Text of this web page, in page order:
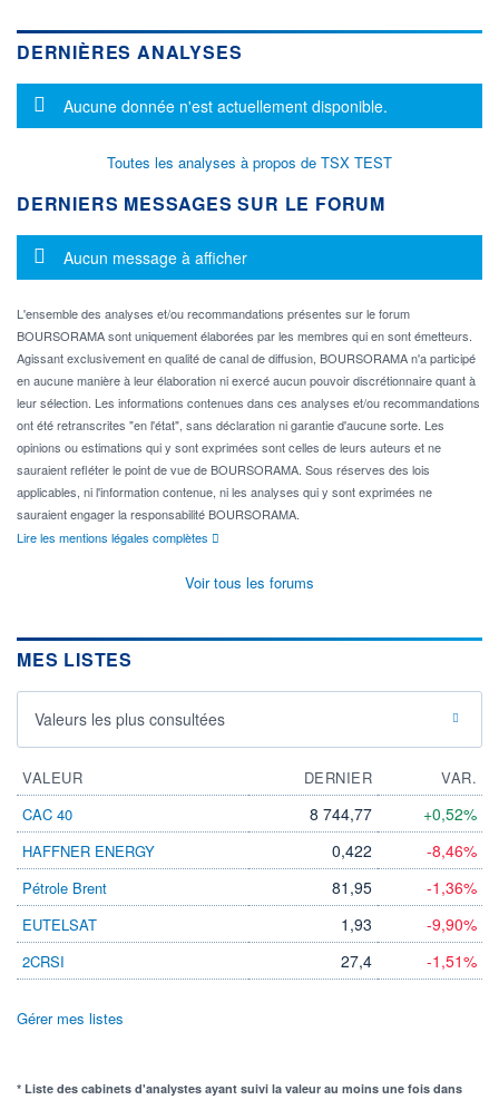
DERNIÈRES ANALYSES
Message d'information
Aucune donnée n'est actuellement disponible.
Toutes les analyses à propos de TSX TEST
DERNIERS MESSAGES SUR LE FORUM
Message d'information
Aucun message à afficher
L'ensemble des analyses et/ou recommandations présentes sur le forum
BOURSORAMA sont uniquement élaborées par les membres qui en sont émetteurs.
Agissant exclusivement en qualité de canal de diffusion, BOURSORAMA n'a participé
en aucune manière à leur élaboration ni exercé aucun pouvoir discrétionnaire quant à
leur sélection. Les informations contenues dans ces analyses et/ou recommandations
ont été retranscrites "en l'état", sans déclaration ni garantie d'aucune sorte. Les
opinions ou estimations qui y sont exprimées sont celles de leurs auteurs et ne
sauraient refléter le point de vue de BOURSORAMA. Sous réserves des lois
applicables, ni l'information contenue, ni les analyses qui y sont exprimées ne
sauraient engager la responsabilité BOURSORAMA.
Lire les mentions légales complètes
Voir tous les forums
MES LISTES
Valeurs les plus consultées
VALEUR DERNIER
VAR.
CAC 40
8 744,77 +0,52%
HAFFNER ENERGY 0,422 -8,46%
Pétrole Brent 81,95 -1,36%
EUTELSAT 1,93 -9,90%
2CRSI 27,4 -1,51%
Gérer mes listes
* Liste des cabinets d'analystes ayant suivi la valeur au moins une fois dans